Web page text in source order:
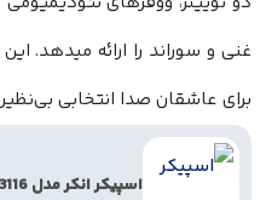
صدا انتخابی بی‌نظیر است.
اسپیکر انکر مدل Soundcore Motion Plus A3116